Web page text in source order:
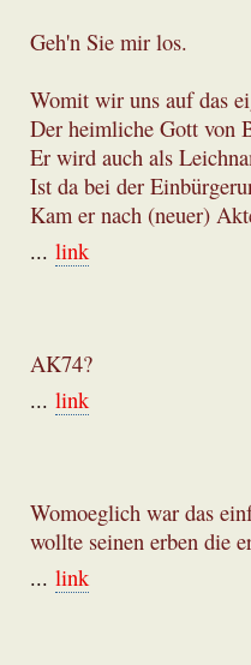
Geh'n Sie mir los.
Womit wir uns auf das
Der heimliche Gott von
Er wird auch als
Ist da bei der
Kam er nach (neuer)
... link
AK74?
... link
Womoeglich war das
wollte seinen erben die
... link